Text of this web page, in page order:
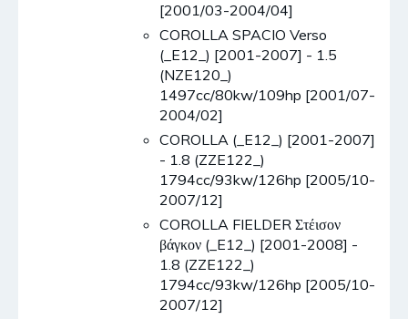
[2001/03-2004/04]
COROLLA SPACIO Verso
(_E12_) [2001-2007] - 1.5
(NZE120_)
1497cc/80kw/109hp [2001/07-
2004/02]
COROLLA (_E12_) [2001-2007]
- 1.8 (ZZE122_)
1794cc/93kw/126hp [2005/10-
2007/12]
COROLLA FIELDER Στέισον
βάγκον (_E12_) [2001-2008] -
1.8 (ZZE122_)
1794cc/93kw/126hp [2005/10-
2007/12]